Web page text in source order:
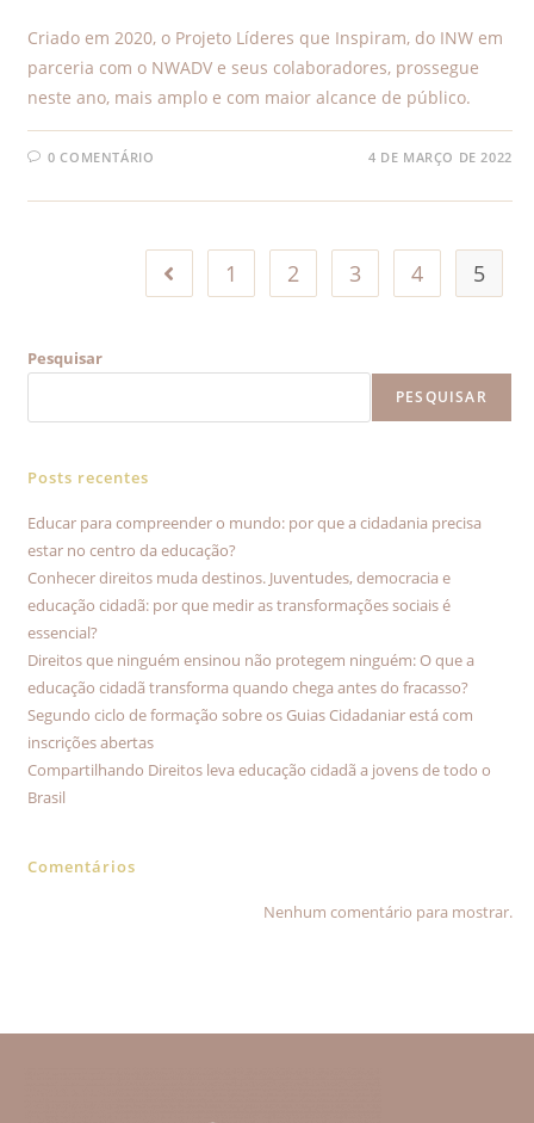
Criado em 2020, o Projeto Líderes que Inspiram, do INW em
parceria com o NWADV e seus colaboradores, prossegue
neste ano, mais amplo e com maior alcance de público.
0 COMENTÁRIO 4 DE MARÇO DE 2022
1 2 3 4 5
Pesquisar
PESQUISAR
Posts recentes
Educar para compreender o mundo: por que a cidadania precisa
estar no centro da educação?
Conhecer direitos muda destinos. Juventudes, democracia e
educação cidadã: por que medir as transformações sociais é
essencial?
Direitos que ninguém ensinou não protegem ninguém: O que a
educação cidadã transforma quando chega antes do fracasso?
Segundo ciclo de formação sobre os Guias Cidadaniar está com
inscrições abertas
Compartilhando Direitos leva educação cidadã a jovens de todo o
Brasil
Comentários
Nenhum comentário para mostrar.